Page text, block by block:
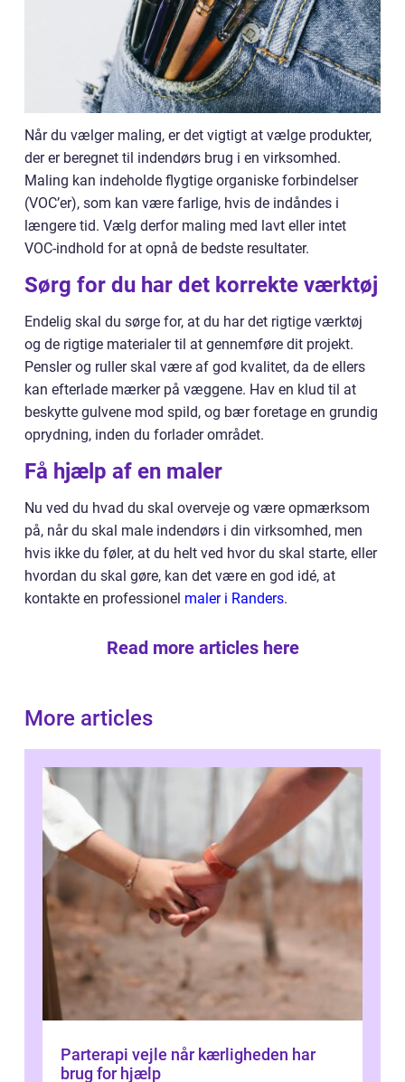
Når du vælger maling, er det vigtigt at vælge produkter,
der er beregnet til indendørs brug i en virksomhed.
Maling kan indeholde flygtige organiske forbindelser
(VOC’er), som kan være farlige, hvis de indåndes i
længere tid. Vælg derfor maling med lavt eller intet
VOC-indhold for at opnå de bedste resultater.
Sørg for du har det korrekte værktøj
Endelig skal du sørge for, at du har det rigtige værktøj
og de rigtige materialer til at gennemføre dit projekt.
Pensler og ruller skal være af god kvalitet, da de ellers
kan efterlade mærker på væggene. Hav en klud til at
beskytte gulvene mod spild, og bær foretage en grundig
oprydning, inden du forlader området.
Få hjælp af en maler
Nu ved du hvad du skal overveje og være opmærksom
på, når du skal male indendørs i din virksomhed, men
hvis ikke du føler, at du helt ved hvor du skal starte, eller
hvordan du skal gøre, kan det være en god idé, at
kontakte en professionel maler i Randers.
Read more articles here
More articles
Parterapi vejle når kærligheden har
brug for hjælp